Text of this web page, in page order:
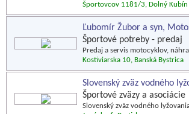
Športovcov 1181/3, Dolný Kubín
Ľubomír Žubor a syn,
Športové potreby - predaj
Predaj a servis motocyklov,
Kostiviarska 10, Banská Bystrica
Slovenský zväz vodného
Športové zväzy a asociácie
Slovenský zväz vodného